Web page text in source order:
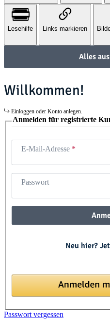
Lesehilfe Links markieren
Alles
Willkommen!
Einloggen oder Konto anlegen.
Anmelden für registrierte
E-Mail-Adresse
Passwort
Neu hier?
Passwort vergessen